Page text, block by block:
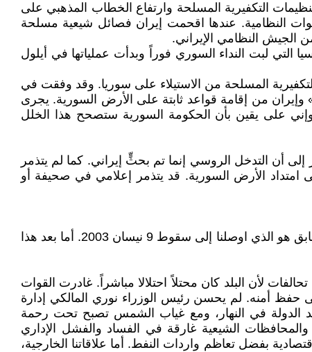
ومع تعاظم قوة التنظيمات التكفيرية المسلحة وارتفاع الخطاب المذهبي على
النظامية. عندها اقحمت إيران فصائل شيعية مسلحة
الجيش النظامي الإيراني.
لبت النداء السوري فوراً وبدأت عملياتها في أيلول
المسلحة من الاستيلاء على سوريا. وقد وفقت في
وإيران من إقامة قواعد ثابتة على الأرض السورية. يجرى
على يقين بأن الحكومة السورية ستصحح هذا الخلل
أن التدخل الروسي إنما تم بحثٍّ إيراني. كما لم يتذمر
امتداد الأرض السورية. قد يتذمر إعلامي في صحيفة أو
العراق قصته قصة. الفشل هو السمة الغالبة على تحالفاته، قبل وبعد عام 2003. إن الاستعداء الغبي الذي مارسه النظام السابق هو الذي اوصلنا إلى سقوط 9 نيسان 2003. أما بعد هذا
لا يمكن الحديث عن تحالفات لأن البلد كان محتلاً احتلالا مباشراً. غادرت القوات
حفظ أمنه. لم يحسن رئيس الوزراء نوري المالكي إدارة
بيد الدولة في النهار، ومع غياب الشمس تصبح تحت رحمة
والمحافظات الشيعية غارقة في الفساد والفشل الإداري
بفضل تعاظم واردات النفط. أما علاقاتنا الخارجية،